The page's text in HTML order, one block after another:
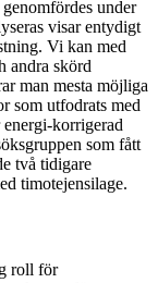
under
visar entydigt
Vi kan med
andra skörd
man mesta möjliga
som utfodrats med
korrigerad
som fått
två tidigare
timotejensilage.
roll för